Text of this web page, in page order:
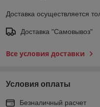
Доставка осуществляется
Доставка "Самовывоз"
Все условия доставки
Условия оплаты
Безналичный расчет